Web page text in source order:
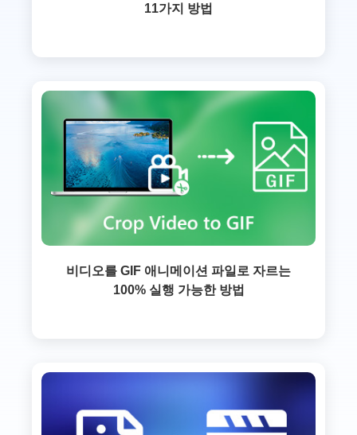
11가지 방법
비디오를 GIF 애니메이션 파일로 자르는
100% 실행 가능한 방법